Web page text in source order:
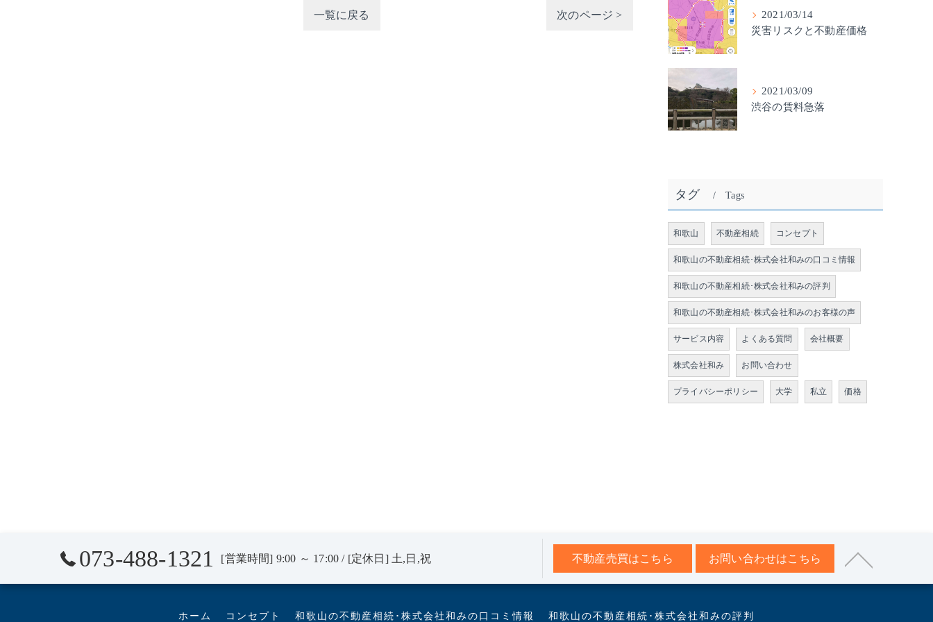
一覧に戻る 次のページ >
2021/03/14
災害リスクと不動産価格
2021/03/09
渋谷の賃料急落
タグ Tags
和歌山 不動産相続 コンセプト
和歌山の不動産相続･株式会社和みの口コミ情報
和歌山の不動産相続･株式会社和みの評判
和歌山の不動産相続･株式会社和みのお客様の声
サービス内容 よくある質問 会社概要
株式会社和み お問い合わせ
プライバシーポリシー 大学 私立 価格
073-488-1321 [営業時間] 9:00 ～ 17:00 / [定休日] 土,日,祝 不動産売買はこちら お問い合わせはこちら
ホーム コンセプト 和歌山の不動産相続･株式会社和みの口コミ情報 和歌山の不動産相続･株式会社和みの評判